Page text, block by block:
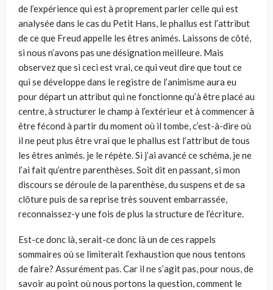
de l’expérience qui est à proprement parler celle qui est
analysée dans le cas du Petit Hans, le phallus est l’attribut
de ce que Freud appelle les êtres animés. Laissons de côté,
si nous n’avons pas une désignation meilleure. Mais
observez que si ceci est vrai, ce qui veut dire que tout ce
qui se développe dans le registre de l’animisme aura eu
pour départ un attribut qui ne fonctionne qu’à être placé au
centre, à structurer le champ à l’extérieur et à commencer à
être fécond à par­tir du moment où il tombe, c’est-à-dire où
il ne peut plus être vrai que le phal­lus est l’attribut de tous
les êtres animés. je le répète. Si j’ai avancé ce schéma, je ne
l’ai fait qu’entre parenthèses. Soit dit en passant, si mon
discours se déroule de la parenthèse, du suspens et de sa
clôture puis de sa reprise très souvent embarrassée,
reconnaissez-y une fois de plus la structure de l’écriture.
Est-ce donc là, serait-ce donc là un de ces rappels
sommaires où se limiterait l’exhaustion que nous tentons
de faire? Assurément pas. Car il ne s’agit pas, pour nous, de
savoir au point où nous portons la question, comment le